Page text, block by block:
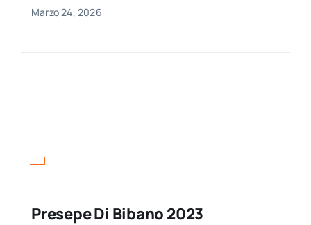
Marzo 24, 2026
Presepe Di Bibano 2023